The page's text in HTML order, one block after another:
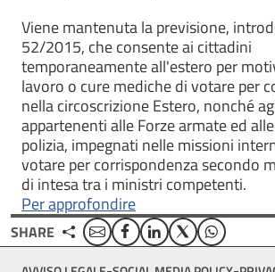
Viene mantenuta la previsione,
52/2015, che consente ai cittadini
temporaneamente all'estero per
lavoro o cure mediche di votare per
nella circoscrizione Estero, nonché
appartenenti alle Forze armate ed
polizia, impegnati nelle missioni
votare per corrispondenza secondo
di intesa tra i ministri competenti.
Per approfondire
SHARE EmailFacebook
Linkedin
TwitterWhatsApp
Footer